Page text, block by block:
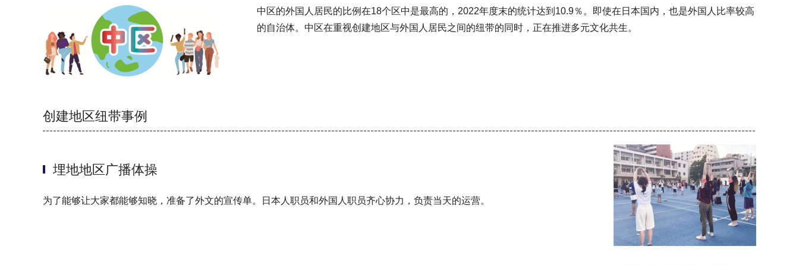
中区的外国人居民的比例在18个区中是最高的，2022年度末的统计达到10.9％。即使在日本国内，也是外国人比率较高
的自治体。中区在重视创建地区与外国人居民之间的纽带的同时，正在推进多元文化共生。
创建地区纽带事例
埋地地区广播体操
为了能够让大家都能够知晓，准备了外文的宣传单。日本人职员和外国人职员齐心协力，负责当天的运营。